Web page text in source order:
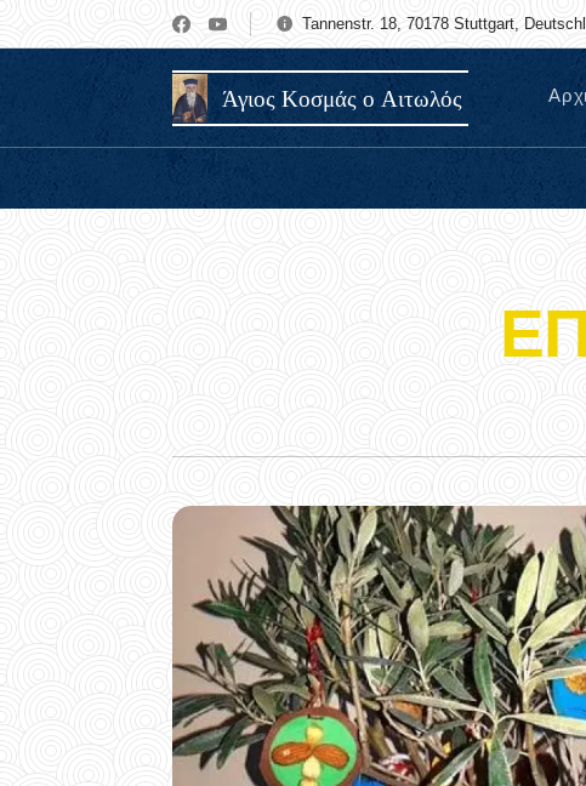
Tannenstr. 18, 70178 Stuttgart,
Άγιος Κοσμάς ο Αιτωλός